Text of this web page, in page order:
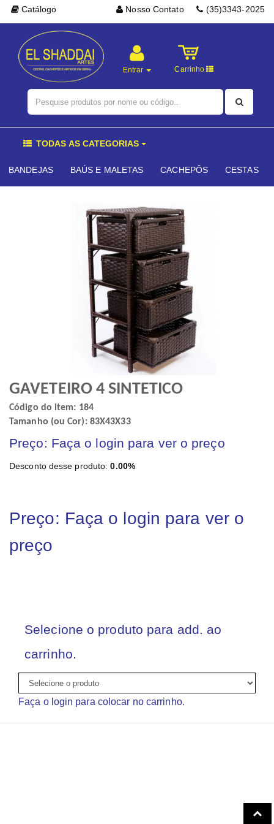
Nosso Contato (35)3343-2025
Catálogo
Entrar Carrinho
TODAS AS CATEGORIAS
BANDEJAS BAÚS E MALETAS CACHEPÔS CESTAS
GAVETEIRO 4 SINTETICO
Código do item: 184
Tamanho (ou Cor): 83X43X33
Preço: Faça o login para ver o preço
Desconto desse produto:0.00%
Preço: Faça o login para ver o
preço
Selecione o produto para add. ao
carrinho.
Faça o login para colocar no carrinho.